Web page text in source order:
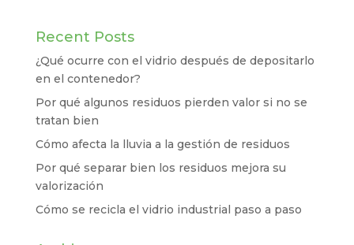
Recent Posts
¿Qué ocurre con el vidrio después de depositarlo
en el contenedor?
Por qué algunos residuos pierden valor si no se
tratan bien
Cómo afecta la lluvia a la gestión de residuos
Por qué separar bien los residuos mejora su
valorización
Cómo se recicla el vidrio industrial paso a paso